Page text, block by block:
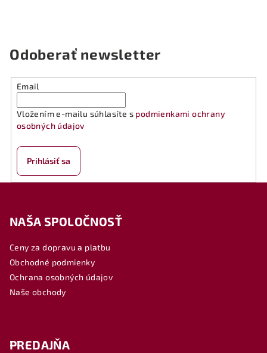
Odoberať newsletter
Email
Vložením e-mailu súhlasíte s podmienkami ochrany
osobných údajov
Prihlásiť sa
NAŠA SPOLOČNOSŤ
Ceny za dopravu a platbu
Obchodné podmienky
Ochrana osobných údajov
Naše obchody
PREDAJŇA